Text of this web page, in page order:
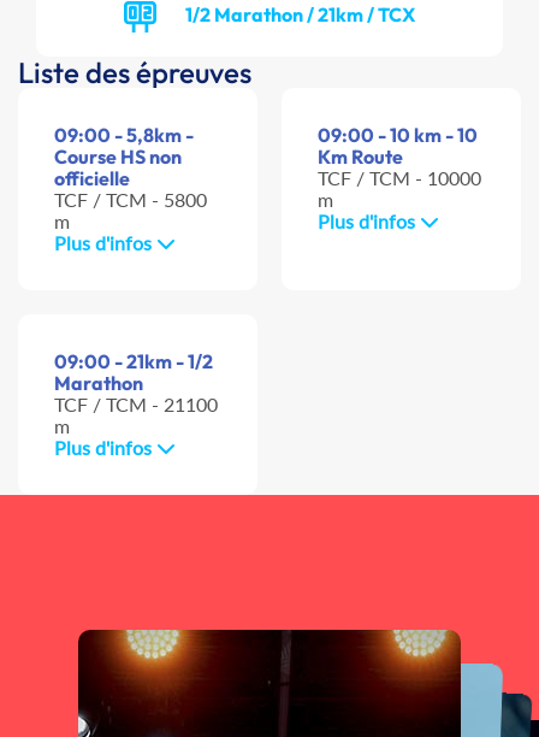
1/2 Marathon / 21km / TCX
Liste des épreuves
09:00 - 5,8km -
Course HS non
officielle
TCF / TCM - 5800
m
Plus d'infos
09:00 - 10 km - 10
Km Route
TCF / TCM - 10000
m
Plus d'infos
09:00 - 21km - 1/2
Marathon
TCF / TCM - 21100
m
Plus d'infos